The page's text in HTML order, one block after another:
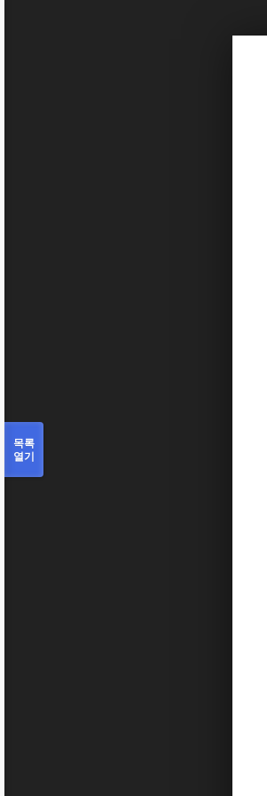
목록
열기